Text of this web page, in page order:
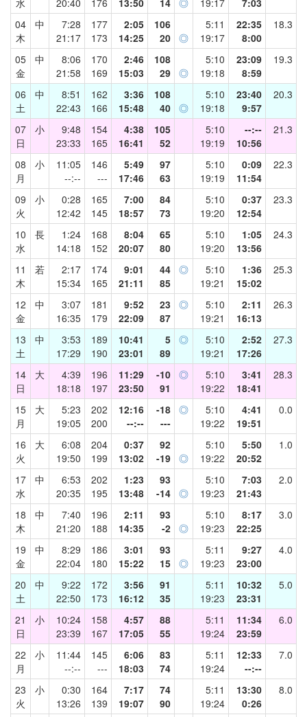
水
20:40
176
13:50
14 ◎
19:17
7:03
04
木
中
7:28
21:17
177
173
2:05
14:25
106
20 ◎
5:11
19:17
22:35
8:00
18.3
05
金
中
8:06
21:58
170
169
2:46
15:03
108
29 ◎
5:10
19:18
23:09
8:59
19.3
06
土
中
8:51
22:43
162
166
3:36
15:48
108
40 ◎
5:10
19:18
23:40
9:57
20.3
07
日
小
9:48
23:33
154
165
4:38
16:41
105
52
5:10
19:19
--:--
10:56
21.3
08
月
小
11:05
--:--
146
---
5:49
17:46
97
63
5:10
19:19
0:09
11:54
22.3
09
火
小
0:28
12:42
165
145
7:00
18:57
84
73
5:10
19:20
0:37
12:54
23.3
10
水
長
1:24
14:18
168
152
8:04
20:07
65
80
5:10
19:20
1:05
13:56
24.3
11
木
若
2:17
15:34
174
165
9:01
21:11
44
85
◎
5:10
19:21
1:36
15:02
25.3
12
金
中
3:07
16:35
181
179
9:52
22:09
23
87
◎
5:10
19:21
2:11
16:13
26.3
13
土
中
3:53
17:29
189
190
10:41
23:01
5
89
◎
5:10
19:21
2:52
17:26
27.3
14
日
大
4:39
18:18
196
197
11:29
23:50
-10
91
◎
5:10
19:22
3:41
18:41
28.3
15
月
大
5:23
19:05
202
200
12:16
--:--
-18
---
◎
5:10
19:22
4:41
19:51
0.0
16
火
大
6:08
19:50
204
199
0:37
13:02
92
-19 ◎
5:10
19:22
5:50
20:52
1.0
17
水
中
6:53
20:35
202
195
1:23
13:48
93
-14 ◎
5:10
19:23
7:03
21:43
2.0
18
木
中
7:40
21:20
196
188
2:11
14:35
93
-2 ◎
5:10
19:23
8:17
22:25
3.0
19
金
中
8:29
22:04
186
180
3:01
15:22
93
15 ◎
5:11
19:23
9:27
23:00
4.0
20
土
中
9:22
22:50
172
173
3:56
16:12
91
35
5:11
19:23
10:32
23:31
5.0
21
日
小
10:24
23:39
158
167
4:57
17:05
88
55
5:11
19:24
11:34
23:59
6.0
22
月
小
11:44
--:--
145
---
6:06
18:03
83
74
5:11
19:24
12:33
--:--
7.0
23
火
小
0:30
13:26
164
139
7:17
19:07
74
90
5:11
19:24
13:30
0:26
8.0